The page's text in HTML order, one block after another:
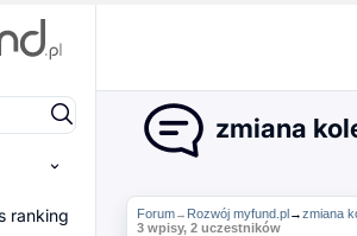
ranking
zmiana
Forum→ Rozwój myfund.pl→zmiana
3 wpisy, 2 uczestników